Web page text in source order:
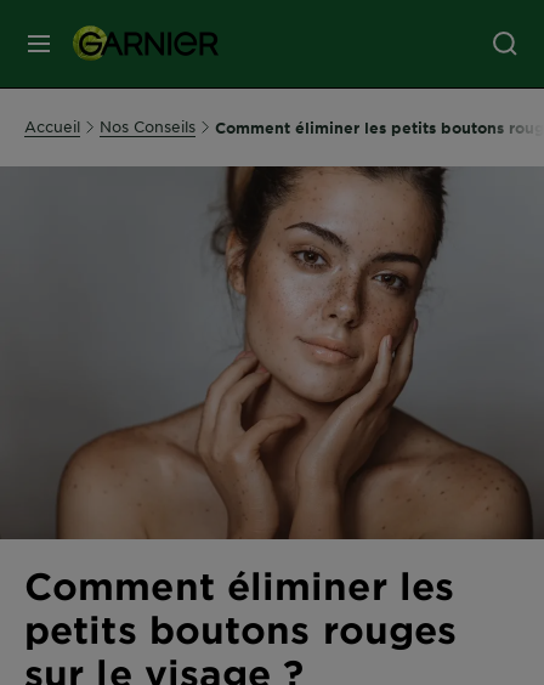
MENU
SOINS
SOLAIRE
&
DIAGNOSTICS
NOS
ENGAGEMENTS
Accueil Nos Conseils Comment éliminer les petits boutons
Comment éliminer les
petits boutons rouges
sur le visage ?